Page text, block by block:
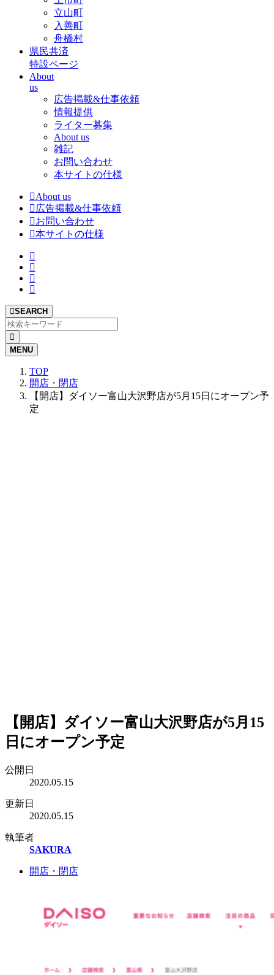
立山町
入善町
舟橋村
県民共済
特設ページ
About
us
広告掲載&仕事依頼
情報提供
ライター募集
About us
雑記
お問い合わせ
本サイトの仕様
About us
広告掲載&仕事依頼
お問い合わせ
本サイトの仕様
SEARCH
MENU
TOP
開店・閉店
【開店】ダイソー富山大沢野店が5月15日にオープン予
定
【開店】ダイソー富山大沢野店が5月15
日にオープン予定
公開日
2020.05.15
更新日
2020.05.15
執筆者
SAKURA
開店・閉店